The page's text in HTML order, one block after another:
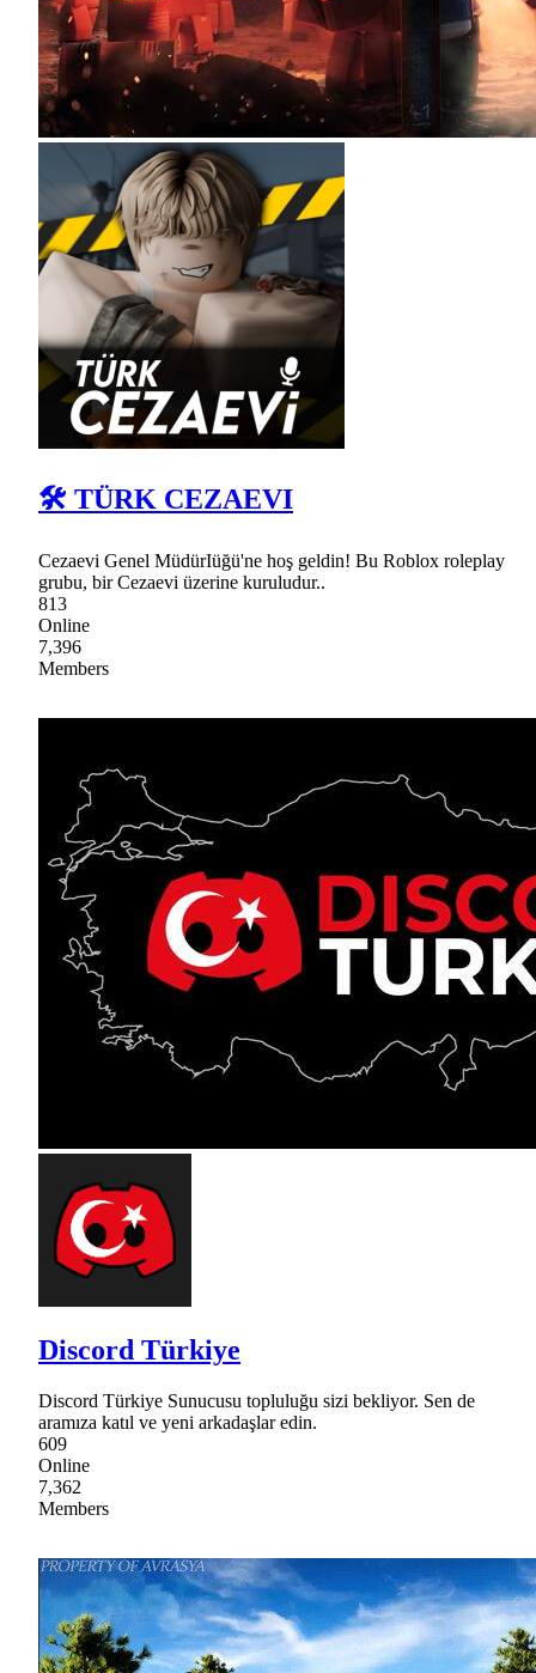
🛠 TÜRK CEZAEVI
Cezaevi Genel MüdürIüğü'ne hoş geldin! Bu Roblox roleplay
grubu, bir Cezaevi üzerine kuruludur..
813
Online
7,396
Members
Discord Türkiye
Discord Türkiye Sunucusu topluluğu sizi bekliyor. Sen de
aramıza katıl ve yeni arkadaşlar edin.
609
Online
7,362
Members